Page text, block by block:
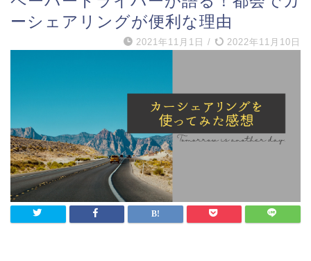
ーシェアリングが便利な理由
2021年11月1日 / 2022年11月10日